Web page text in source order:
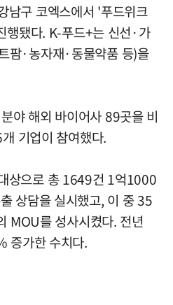
남구 코엑스에서 '푸드위크
됐다. K-푸드+는 신선·가
팜·농자재·동물약품 등)을
야 해외 바이어사 89곳을 비
기업이 참여했다.
상으로 총 1649건 1억1000
상담을 실시했고, 이 중 35
MOU를 성사시켰다. 전년
증가한 수치다.